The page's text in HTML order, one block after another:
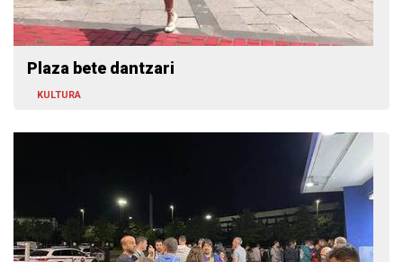
Plaza bete dantzari
KULTURA